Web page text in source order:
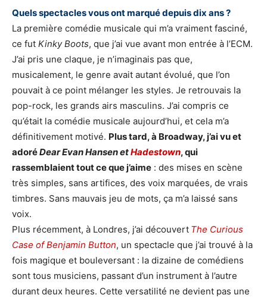
Quels spectacles vous ont marqué depuis dix ans ?
La première comédie musicale qui m’a vraiment fasciné,
ce fut Kinky Boots, que j’ai vue avant mon entrée à l’ECM.
J’ai pris une claque, je n’imaginais pas que,
musicalement, le genre avait autant évolué, que l’on
pouvait à ce point mélanger les styles. Je retrouvais la
pop-rock, les grands airs masculins. J’ai compris ce
qu’était la comédie musicale aujourd’hui, et cela m’a
définitivement motivé. Plus tard, à Broadway, j’ai vu et
adoréDear Evan Hansen etHadestown, qui
rassemblaient tout ce que j’aime : des mises en scène
très simples, sans artifices, des voix marquées, de vrais
timbres. Sans mauvais jeu de mots, ça m’a laissé sans
voix.
Plus récemment, à Londres, j’ai découvert The Curious
Case of Benjamin Button, un spectacle que j’ai trouvé à la
fois magique et bouleversant : la dizaine de comédiens
sont tous musiciens, passant d’un instrument à l’autre
durant deux heures. Cette versatilité ne devient pas une